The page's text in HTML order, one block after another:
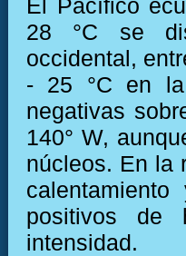
El Pacífico
28 °C se
occidental,
- 25 °C en la
negativas
140° W,
núcleos. En la
positivos de
intensidad.